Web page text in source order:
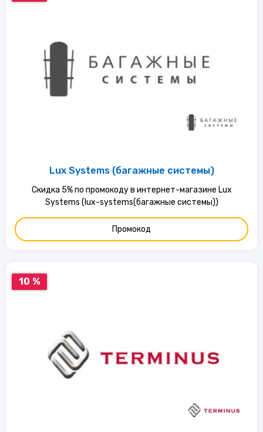
Lux Systems (багажные системы)
Скидка 5% по промокоду в интернет-магазине Lux
Systems (lux-systems(багажные системы))
Промокод
10 %